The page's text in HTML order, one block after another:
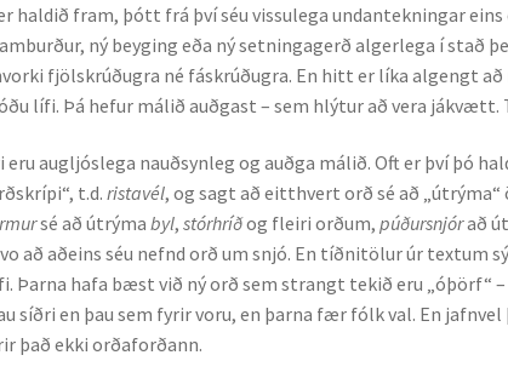
haldið fram, þótt frá því séu vissulega undantekningar eins
ný beyging eða ný setningagerð algerlega í stað
fjölskrúðugra né fáskrúðugra. En hitt er líka algengt
lífi. Þá hefur málið auðgast – sem hlýtur að vera jákvætt.
augljóslega nauðsynleg og auðga málið. Oft er því þó
t.d.ristavél, og sagt að eitthvert orð sé að
sé að útrýmabyl,stórhríðog fleiri orðum,púðursnjórað
að aðeins séu nefnd orð um snjó. En tíðnitölur úr textum
Þarna hafa bæst við ný orð sem strangt tekið eru „óþörf“ –
síðri en þau sem fyrir voru, en þarna fær fólk val. En
það ekki orðaforðann.